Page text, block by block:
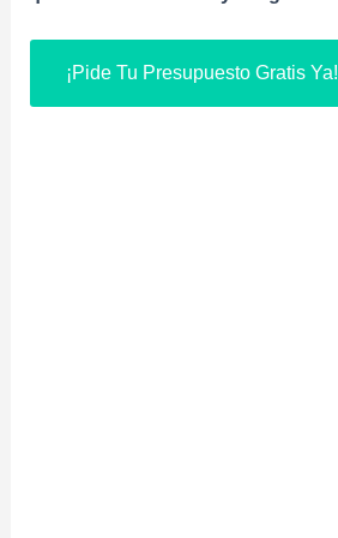
¡Pide Tu Presupuesto Gratis Ya!